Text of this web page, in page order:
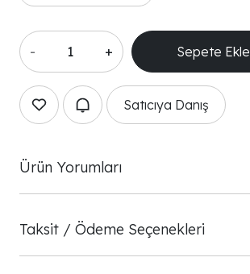
- + Sepete Ekle
Satıcıya Danış
Ürün Yorumları
Taksit / Ödeme Seçenekleri